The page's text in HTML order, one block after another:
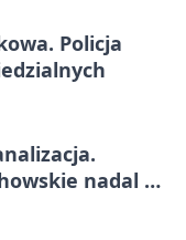
Policja
nadal w